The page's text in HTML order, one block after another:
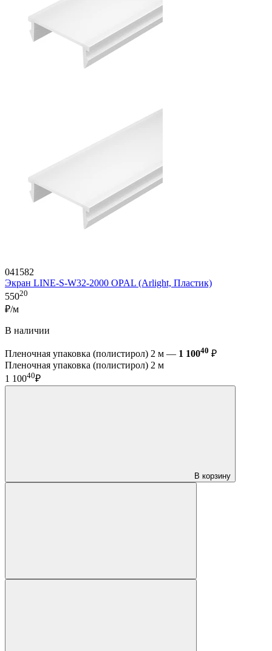
041582
Экран LINE-S-W32-2000 OPAL (Arlight, Пластик)
55020
₽/м
В наличии
Пленочная упаковка (полистирол) 2 м — 1 10040 ₽
Пленочная упаковка (полистирол) 2 м
1 10040₽
В корзину